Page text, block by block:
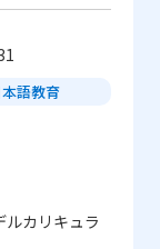
本語教育
カリキュラ